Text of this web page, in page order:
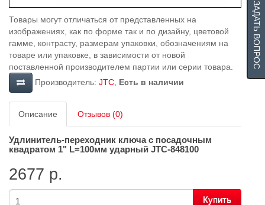
Товары могут отличаться от представленных на
изображениях, как по форме так и по дизайну, цветовой
гамме, контрасту, размерам упаковки, обозначениям на
товаре или упаковке, в зависимости от новой
поставленной производителем партии или серии товара.
Производитель: JTC Есть в наличии
Описание Отзывов (0)
Удлинитель-переходник ключа с посадочным
квадратом 1" L=100мм ударный JTC-848100
2677 р.
Купить
ЗАДАТЬ ВОПРОС